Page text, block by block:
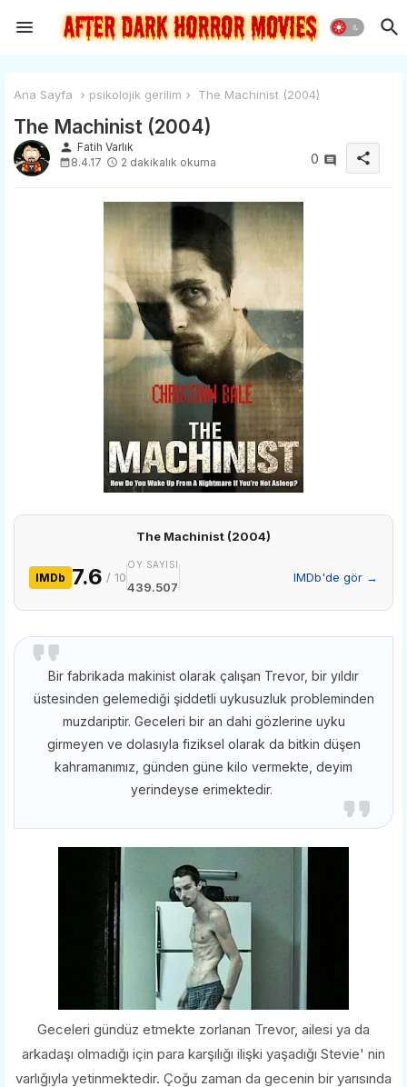
Ana Sayfa psikolojik gerilim The Machinist (2004)
The Machinist (2004)
person Fatih Varlık
8.4.17
2 dakikalık okuma 0 share
The Machinist (2004)
IMDb 7.6 / 10
OY SAYISI
439.507
IMDb'de gör →
Bir fabrikada makinist olarak çalışan Trevor, bir yıldır
üstesinden gelemediği şiddetli uykusuzluk probleminden
muzdariptir. Geceleri bir an dahi gözlerine uyku
girmeyen ve dolasıyla fiziksel olarak da bitkin düşen
kahramanımız, günden güne kilo vermekte, deyim
yerindeyse erimektedir.
Geceleri gündüz etmekte zorlanan Trevor, ailesi ya da
arkadaşı olmadığı için para karşılığı ilişki yaşadığı Stevie' nin
varlığıyla yetinmektedir. Çoğu zaman da gecenin bir yarısında